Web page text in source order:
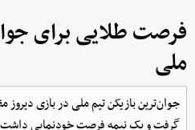
فرصت طلایی برای
ملی
جوان‌ترین بازیکن تیم ملی در بازی دیروز
گرفت و یک نیمه فرصت خودنمایی